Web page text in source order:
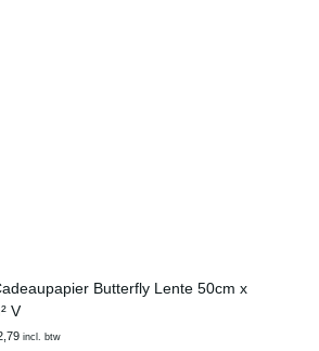
Butterfly Lente 50cm x
V
incl. btw